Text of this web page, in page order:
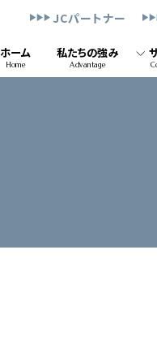
JCパートナー
ホーム
Home
私たちの強み
Advantage